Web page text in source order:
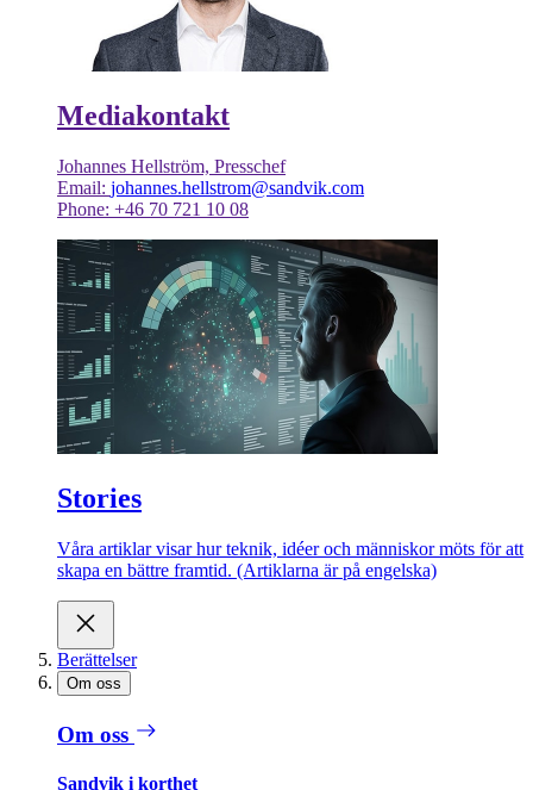
Mediakontakt
Johannes Hellström, Presschef
Email: johannes.hellstrom@sandvik.com
Phone: +46 70 721 10 08
Stories
Våra artiklar visar hur teknik, idéer och människor möts för att
skapa en bättre framtid. (Artiklarna är på engelska)
Berättelser
Om oss
Om oss
Sandvik i korthet